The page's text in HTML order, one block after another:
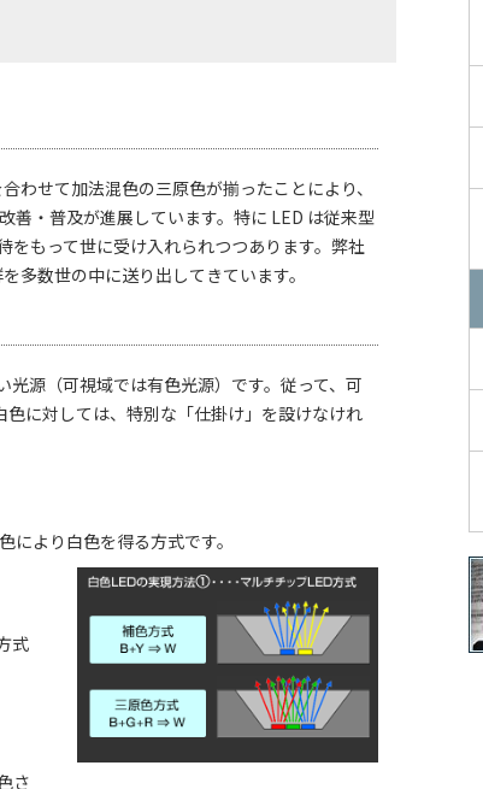
わせて加法混色の三原色が揃ったことにより、
善・普及が進展しています。特に LED は従来型
をもって世に受け入れられつつあります。弊社
多数世の中に送り出してきています。
源（可視域では有色光源）です。従って、可
に対しては、特別な「仕掛け」を設けなけれ
より白色を得る方式です。
式
さ